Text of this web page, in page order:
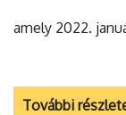
amely 2022.
További